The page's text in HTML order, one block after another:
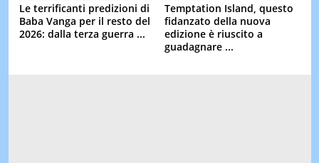
Le terrificanti predizioni di
Baba Vanga per il resto del
2026: dalla terza guerra ...
Temptation Island, questo
fidanzato della nuova
edizione è riuscito a
guadagnare ...